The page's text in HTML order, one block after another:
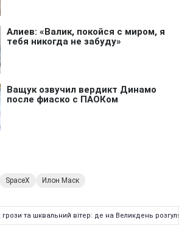
SpaceX Илон Маск
грози та шквальний вітер: де на Великдень